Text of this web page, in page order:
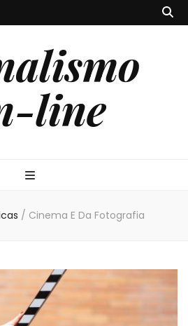
line
/ Cinema E Da Fotografia